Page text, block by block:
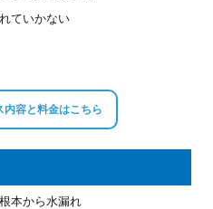
ていかない
内容と料金はこちら
本から水漏れ